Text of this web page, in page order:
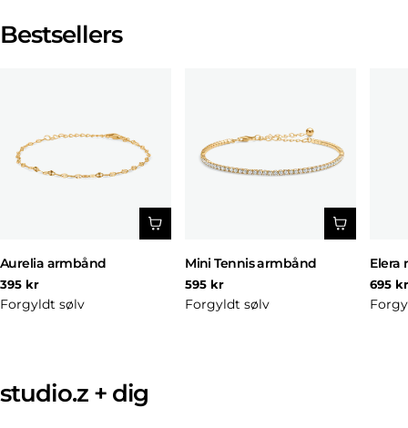
Bestsellers
Aurelia armbånd
Normal
pris
395 kr
Forgyldt sølv
Mini Tennis armbånd
Normal
pris
595 kr
Forgyldt sølv
Elera
pris
695
studio.z + dig